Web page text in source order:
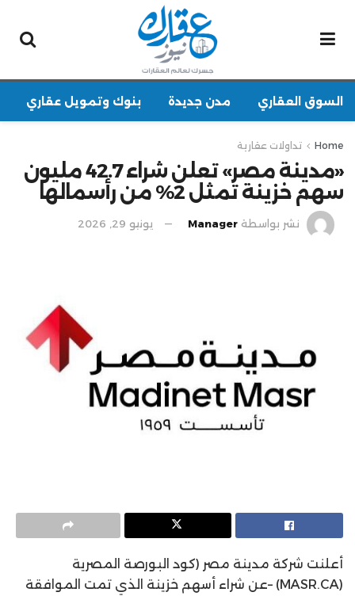
السوق العقاري مدن جديدة بنوك وتمويل عقاري
Home تداولات عقارية
«مدينة مصر» تعلن شراء 42.7 مليون
سهم خزينة تمثل 2% من رأسمالها
نشر بواسطة Manager يونيو 29, 2026
أعلنت شركة مدينة مصر (كود البورصة المصرية
(MASR.CA) –عن شراء أسهم خزينة الذي تمت الموافقة